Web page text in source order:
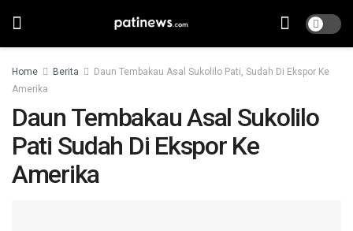
Home Berita
Daun Tembakau Asal Sukolilo Pati, Sudah Di Ekspor Ke
Amerika
Daun Tembakau Asal Sukolilo
Pati Sudah Di Ekspor Ke
Amerika